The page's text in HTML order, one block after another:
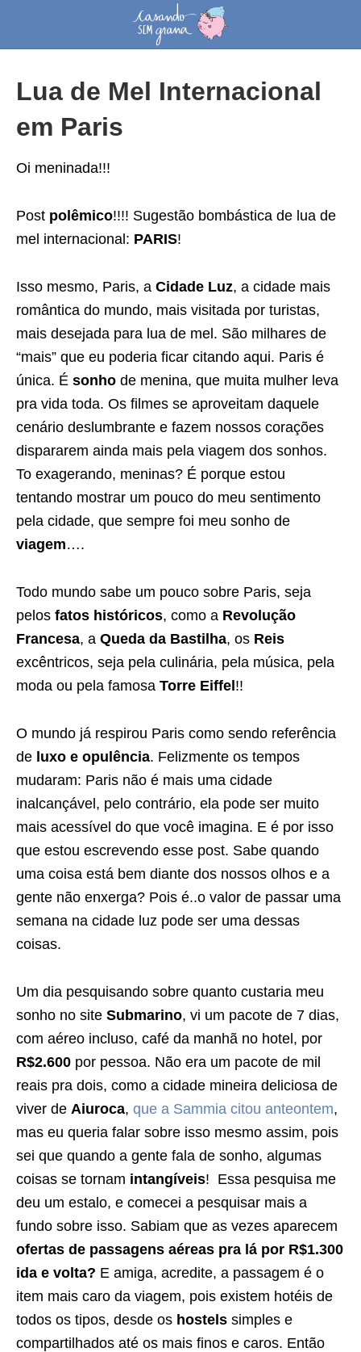
Lua de Mel Internacional
em Paris
Oi meninada!!!
Post polêmico!!!! Sugestão bombástica de lua de
mel internacional: PARIS!
Isso mesmo, Paris, a Cidade Luz, a cidade mais
romântica do mundo, mais visitada por turistas,
mais desejada para lua de mel. São milhares de
“mais” que eu poderia ficar citando aqui. Paris é
única. É sonho de menina, que muita mulher leva
pra vida toda. Os filmes se aproveitam daquele
cenário deslumbrante e fazem nossos corações
dispararem ainda mais pela viagem dos sonhos.
To exagerando, meninas? É porque estou
tentando mostrar um pouco do meu sentimento
pela cidade, que sempre foi meu sonho de
viagem….
Todo mundo sabe um pouco sobre Paris, seja
pelos fatos históricos, como a Revolução
Francesa, a Queda da Bastilha, os Reis
excêntricos, seja pela culinária, pela música, pela
moda ou pela famosa Torre Eiffel !!
O mundo já respirou Paris como sendo referência
de luxo e opulência. Felizmente os tempos
mudaram: Paris não é mais uma cidade
inalcançável, pelo contrário, ela pode ser muito
mais acessível do que você imagina. E é por isso
que estou escrevendo esse post. Sabe quando
uma coisa está bem diante dos nossos olhos e a
gente não enxerga? Pois é..o valor de passar uma
semana na cidade luz pode ser uma dessas
coisas.
Um dia pesquisando sobre quanto custaria meu
sonho no site Submarino, vi um pacote de 7 dias,
com aéreo incluso, café da manhã no hotel, por
R$2.600 por pessoa. Não era um pacote de mil
reais pra dois, como a cidade mineira deliciosa de
viver de Aiuroca, que a Sammia citou anteontem,
mas eu queria falar sobre isso mesmo assim, pois
sei que quando a gente fala de sonho, algumas
coisas se tornam intangíveis! Essa pesquisa me
deu um estalo, e comecei a pesquisar mais a
fundo sobre isso. Sabiam que as vezes aparecem
ofertas de passagens aéreas pra lá por R$1.300
ida e volta? E amiga, acredite, a passagem é o
item mais caro da viagem, pois existem hotéis de
todos os tipos, desde os hostels simples e
compartilhados até os mais finos e caros. Então